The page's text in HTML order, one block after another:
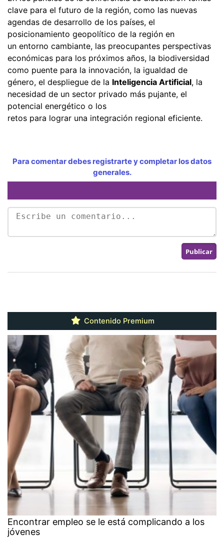
clave para el futuro de la región, como las nuevas
agendas de desarrollo de los países, el
posicionamiento geopolítico de la región en
un entorno cambiante, las preocupantes perspectivas
económicas para los próximos años, la biodiversidad
como puente para la innovación, la igualdad de
género, el despliegue de la Inteligencia Artificial, la
necesidad de un sector privado más pujante, el
potencial energético o los
retos para lograr una integración regional eficiente.
Para comentar debes registrarte y completar los datos
generales.
Contenido Premium
Encontrar empleo se le está complicando a los
jóvenes